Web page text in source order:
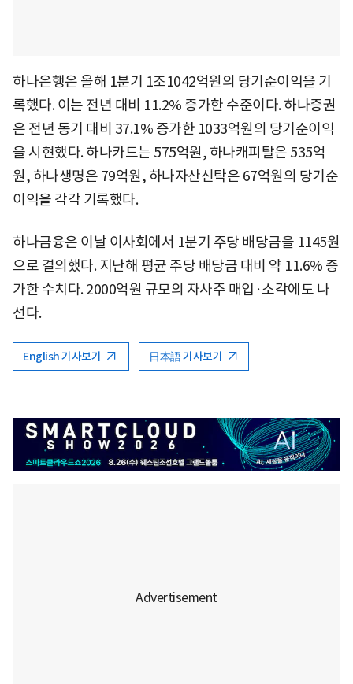
하나은행은 올해 1분기 1조1042억원의 당기순이익을 기
록했다. 이는 전년 대비 11.2% 증가한 수준이다. 하나증권
은 전년 동기 대비 37.1% 증가한 1033억원의 당기순이익
을 시현했다. 하나카드는 575억원, 하나캐피탈은 535억
원, 하나생명은 79억원, 하나자산신탁은 67억원의 당기순
이익을 각각 기록했다.
하나금융은 이날 이사회에서 1분기 주당 배당금을 1145원
으로 결의했다. 지난해 평균 주당 배당금 대비 약 11.6% 증
가한 수치다. 2000억원 규모의 자사주 매입·소각에도 나
선다.
English 기사보기 日本語 기사보기